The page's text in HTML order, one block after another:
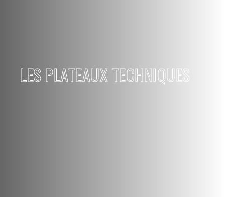
LES PLATEAUX TECHNIQUES